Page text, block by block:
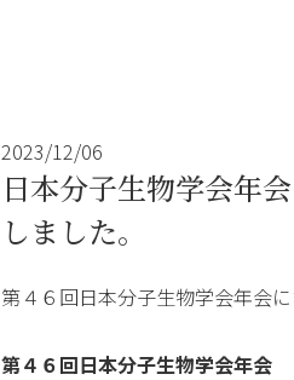
2023/12/06
日本分子生物学会年
しました。
第４６回日本分子生物学会年会
第４６回日本分子生物学会年会